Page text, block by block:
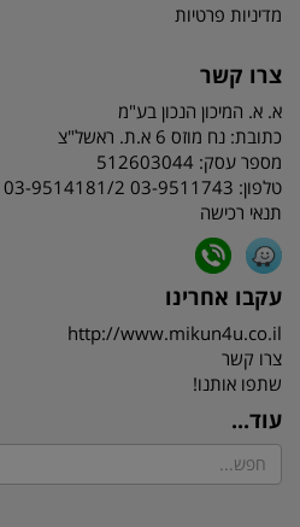
מדיניות פרטיות
צרו קשר
א. א. המיכון הנכון בע"מ
כתובת: נח מוזס 6 א.ת. ראשל"צ
מספר עסק: 512603044
טלפון: 03-9511743 03-9514181/2
תנאי רכישה
עקבו אחרינו
http://www.mikun4u.co.il
צרו קשר
שתפו אותנו!
עוד...